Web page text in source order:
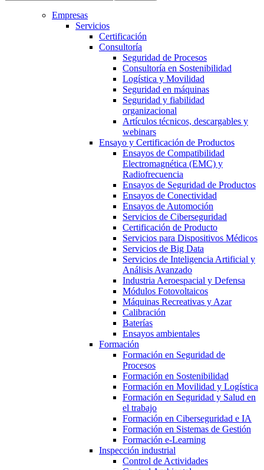
Empresas
Servicios
Certificación
Consultoría
Seguridad de Procesos
Consultoría en Sostenibilidad
Logística y Movilidad
Seguridad en máquinas
Seguridad y fiabilidad
organizacional
Artículos técnicos, descargables y
webinars
Ensayo y Certificación de Productos
Ensayos de Compatibilidad
Electromagnética (EMC) y
Radiofrecuencia
Ensayos de Seguridad de Productos
Ensayos de Conectividad
Ensayos de Automoción
Servicios de Ciberseguridad
Certificación de Producto
Servicios para Dispositivos Médicos
Servicios de Big Data
Servicios de Inteligencia Artificial y
Análisis Avanzado
Industria Aeroespacial y Defensa
Módulos Fotovoltaicos
Máquinas Recreativas y Azar
Calibración
Baterías
Ensayos ambientales
Formación
Formación en Seguridad de
Procesos
Formación en Sostenibilidad
Formación en Movilidad y Logística
Formación en Seguridad y Salud en
el trabajo
Formación en Ciberseguridad e IA
Formación en Sistemas de Gestión
Formación e-Learning
Inspección industrial
Control de Actividades